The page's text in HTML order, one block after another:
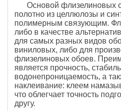
Основой флизелиновых
полотно из целлюлозы и
полимерным связующим.
либо в качестве
для самых разных видов
виниловых, либо для
флизелиновых обоев.
является прочность,
водонепроницаемость, а
наклеивание: клеем
что облегчает точность
другу.